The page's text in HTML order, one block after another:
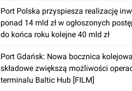
Port Polska przyspiesza realizację
ponad 14 mld zł w ogłoszonych
do końca roku kolejne 40 mld zł
Port Gdańsk: Nowa bocznica
składowe zwiększą możliwości
terminalu Baltic Hub [FILM]